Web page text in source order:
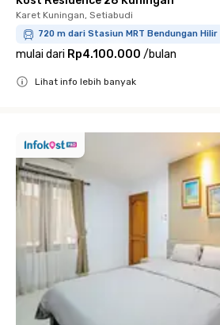
Karet Kuningan, Setiabudi
720 m dari Stasiun MRT Bendungan Hilir
mulai dari Rp4.100.000 /bulan
Lihat info lebih banyak